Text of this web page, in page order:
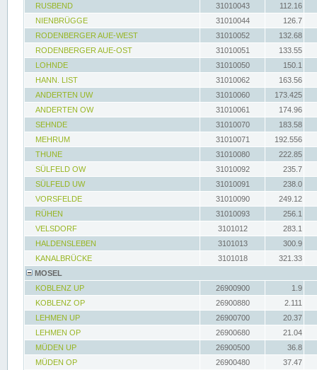
RUSBEND
31010043
112.16
NIENBRÜGGE
31010044
126.7
RODENBERGER AUE-WEST
31010052
132.68
RODENBERGER AUE-OST
31010051
133.55
LOHNDE
31010050
150.1
HANN. LIST
31010062
163.56
ANDERTEN UW
31010060
173.425
ANDERTEN OW
31010061
174.96
SEHNDE
31010070
183.58
MEHRUM
31010071
192.556
THUNE
31010080
222.85
SÜLFELD OW
31010092
235.7
SÜLFELD UW
31010091
238.0
VORSFELDE
31010090
249.12
RÜHEN
31010093
256.1
VELSDORF
3101012
283.1
HALDENSLEBEN
3101013
300.9
KANALBRÜCKE
3101018
321.33
MOSEL
KOBLENZ UP
26900900
1.9
KOBLENZ OP
26900880
2.111
LEHMEN UP
26900700
20.37
LEHMEN OP
26900680
21.04
MÜDEN UP
26900500
36.8
MÜDEN OP
26900480
37.47